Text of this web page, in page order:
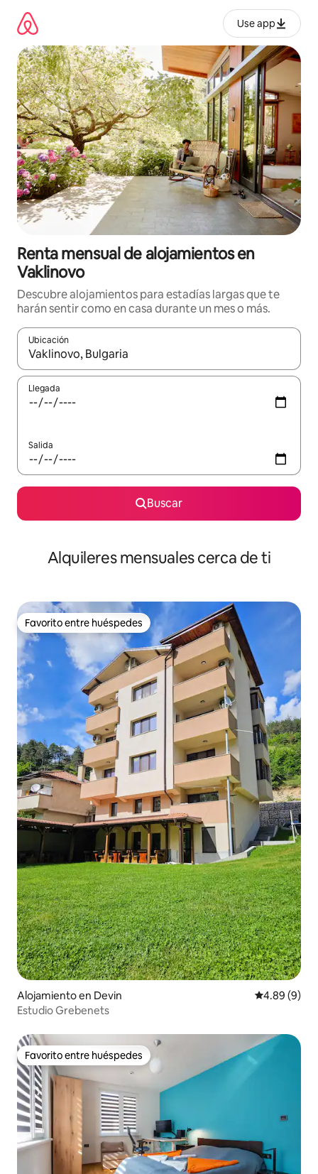
contenido
Use app
Renta mensual de alojamientos en
Vaklinovo
Descubre alojamientos para estadías largas que te
harán sentir como en casa durante un mes o más.
Ubicación
Cuando los resultados estén disponibles, navega con las
Llegada
Salida
Buscar
Alquileres mensuales cerca de ti
Favorito entre huéspedes
Favorito entre huéspedes
Alojamiento en Devin Calificación
4.89 (9)
Estudio Grebenets
Favorito entre huéspedes
Favorito entre huéspedes